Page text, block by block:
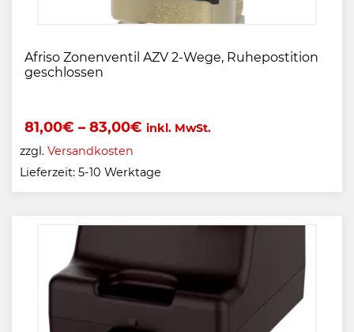
Afriso Zonenventil AZV 2-Wege, Ruhepostition
geschlossen
81,00€ – 83,00€ inkl. MwSt.
zzgl. Versandkosten
Lieferzeit: 5-10 Werktage